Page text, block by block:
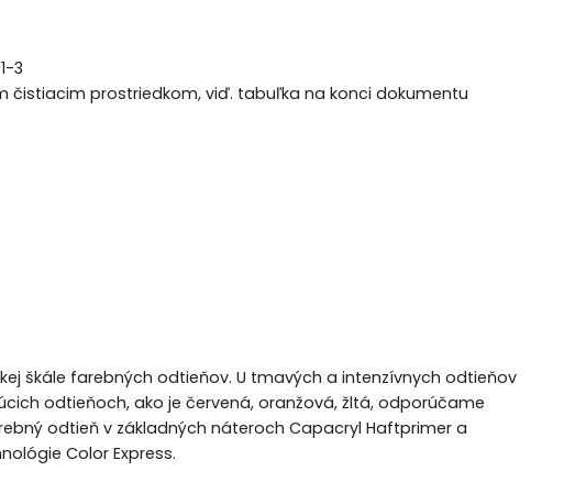
3
prostriedkom, viď. tabuľka na konci dokumentu
škále farebných odtieňov. U tmavých a intenzívnych odtieňov
odtieňoch, ako je červená, oranžová, žltá, odporúčame
odtieň v základných náteroch Capacryl Haftprimer a
Color Express.